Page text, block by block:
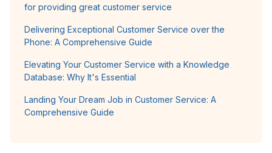
for providing great customer service
Delivering Exceptional Customer Service over the
Phone: A Comprehensive Guide
Elevating Your Customer Service with a Knowledge
Database: Why It's Essential
Landing Your Dream Job in Customer Service: A
Comprehensive Guide